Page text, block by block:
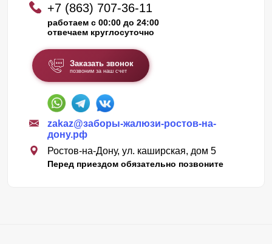
+7 (863) 707-36-11
работаем с 00:00 до 24:00
отвечаем круглосуточно
Заказать звонок
позвоним за наш счет
zakaz@заборы-жалюзи-ростов-на-
дону.рф
Ростов-на-Дону, ул. каширская, дом 5
Перед приездом обязательно позвоните